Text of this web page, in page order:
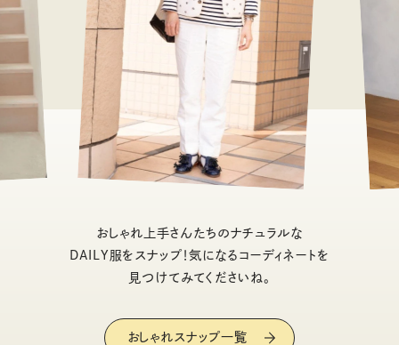
おしゃれ上手さんたちのナチュラルな
DAILY服をスナップ！気になるコーディネートを
見つけてみてくださいね。
おしゃれスナップ一覧